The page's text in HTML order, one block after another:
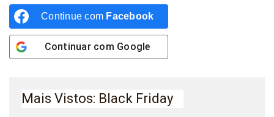
Continue com Facebook
Continuar com Google
Mais Vistos: Black Friday